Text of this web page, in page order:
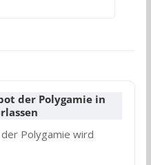
der Polygamie in
Polygamie wird